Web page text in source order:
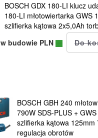
BOSCH GDX 180-LI klucz
180-LI młotowiertarka GWS
szlifierka kątowa 2x5,0Ah
w budowie PLN
BOSCH GBH 240
790W SDS-PLUS +
szlifierka kątowa 125mm
regulacja obrotów